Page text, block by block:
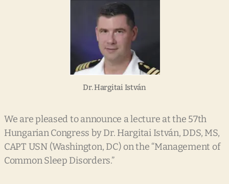
Dr. Hargitai István
We are pleased to announce a lecture at the 57th
Hungarian Congress by Dr. Hargitai István, DDS, MS,
CAPT USN (Washington, DC) on the “Management of
Common Sleep Disorders.”